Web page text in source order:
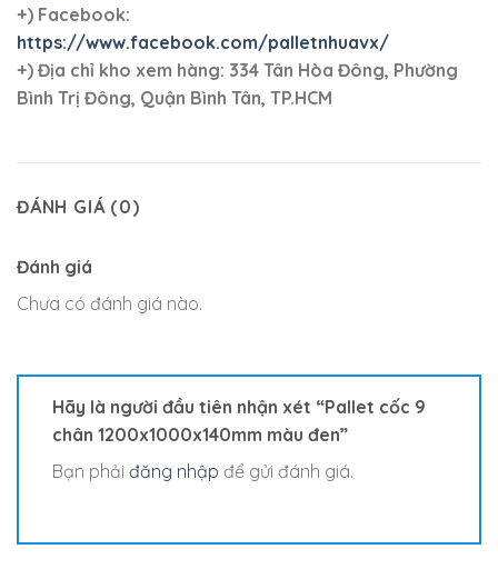
+) Facebook:
https://www.facebook.com/palletnhuavx/
+) Địa chỉ kho xem hàng: 334 Tân Hòa Đông, Phường
Bình Trị Đông, Quận Bình Tân, TP.HCM
ĐÁNH GIÁ (0)
Đánh giá
Chưa có đánh giá nào.
Hãy là người đầu tiên nhận xét “Pallet cốc 9
chân 1200x1000x140mm màu đen”
Bạn phải đăng nhập để gửi đánh giá.